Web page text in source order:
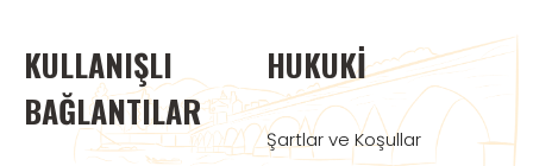
KULLANIŞLI
BAĞLANTILAR
HUKUKI
Şartlar ve Koşullar